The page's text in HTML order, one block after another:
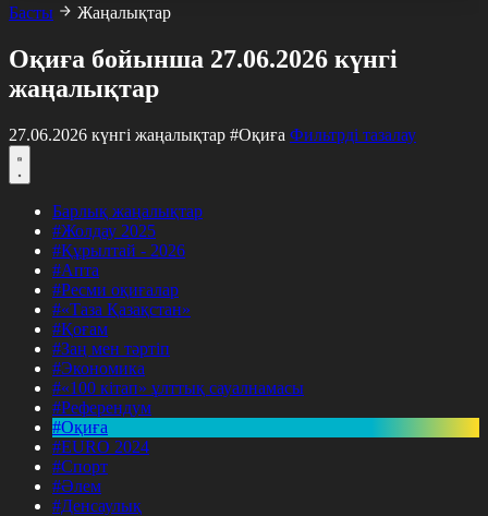
Басты
Жаңалықтар
Оқиға бойынша 27.06.2026 күнгі
жаңалықтар
27.06.2026 күнгі жаңалықтар #Оқиға Фильтрді тазалау
Барлық жаңалықтар
#Жолдау 2025
#Құрылтай - 2026
#Апта
#Ресми оқиғалар
#«Таза Қазақстан»
#Қоғам
#Заң мен тәртіп
#Экономика
#«100 кітап» ұлттық сауалнамасы
#Референдум
#Оқиға
#EURO 2024
#Спорт
#Әлем
#Денсаулық